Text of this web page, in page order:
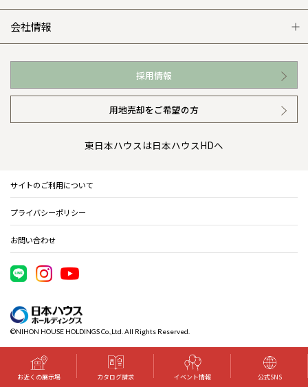
お近くの展示場 カタログ請求 イベント情報 公式SNS
WEB住宅展示場
お近くの展示場
イベント情報
住まいのコラム
カタログ請求（無料）
展示場案内
ワザックとは
高い信頼性
安心の管理体制
会社情報
会社情報 トップ
ニュースリリース
会社概要
IR情報
木材調達指針
グループ会社紹介
採用情報
用地売却をご希望の方
東日本ハウスは日本ハウスHDへ
サイトのご利用について
プライバシーポリシー
お問い合わせ
©NIHON HOUSE HOLDINGS Co.,Ltd. All Rights Reserved.